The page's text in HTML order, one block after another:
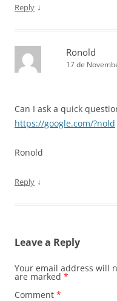
Reply ↓
Ronold
17 de
Can I ask a quick
https://google.com/?nold
Ronold
Reply ↓
Leave a Reply
Your email address will
are marked *
Comment *